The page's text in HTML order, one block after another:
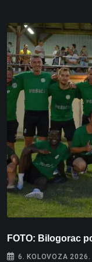
FOTO: Bilogorac
6. KOLOVOZA 2026.